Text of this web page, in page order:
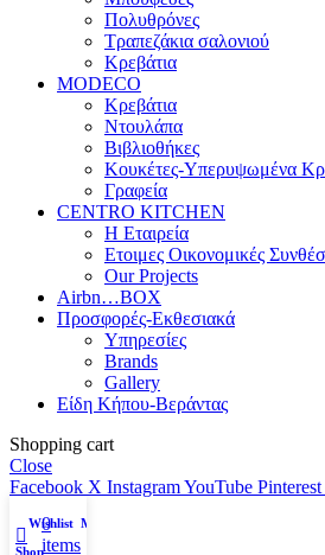
Πολυθρόνες
Τραπεζάκια σαλονιού
Κρεβάτια
MODECO
Κρεβάτια
Ντουλάπα
Βιβλιοθήκες
Κουκέτες-Υπερυψωμένα
Γραφεία
CENTRO KITCHEN
Η Εταιρεία
Ετοιμες Οικονομικές
Our Projects
Airbn…BOX
Προσφορές-Εκθεσιακά
Υπηρεσίες
Brands
Gallery
Είδη Κήπου-Βεράντας
Shopping cart
Close
Facebook X InstagramYouTube Pinterest
Shop
Wishlist
0
items
My account